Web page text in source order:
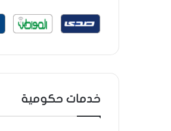
خدمات حكومية